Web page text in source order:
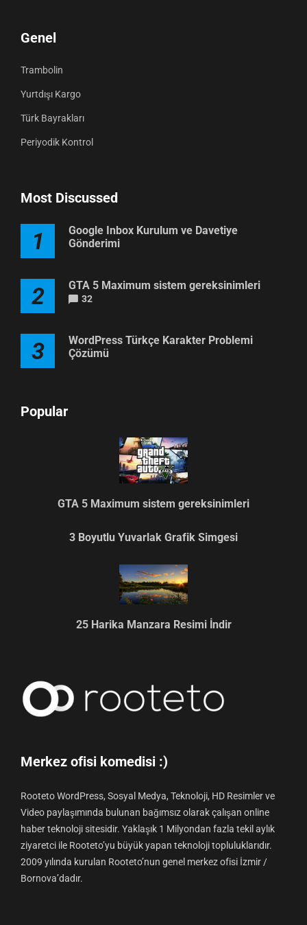
Genel
Trambolin
Yurtdışı Kargo
Türk Bayrakları
Periyodik Kontrol
Most Discussed
1
Google Inbox Kurulum ve Davetiye
Gönderimi
2 GTA 5 Maximum sistem gereksinimleri
32
3
WordPress Türkçe Karakter Problemi
Çözümü
Popular
GTA 5 Maximum sistem gereksinimleri
3 Boyutlu Yuvarlak Grafik Simgesi
25 Harika Manzara Resimi İndir
Merkez ofisi komedisi :)
Rooteto WordPress, Sosyal Medya, Teknoloji, HD Resimler ve
Video paylaşımında bulunan bağımsız olarak çalışan online
haber teknoloji sitesidir. Yaklaşık 1 Milyondan fazla tekil aylık
ziyaretci ile Rooteto’yu büyük yapan teknoloji topluluklarıdır.
2009 yılında kurulan Rooteto’nun genel merkez ofisi İzmir /
Bornova’dadır.